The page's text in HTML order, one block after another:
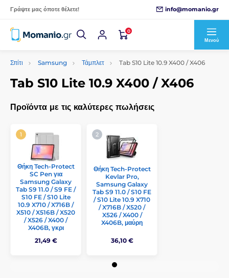
Γράψτε μας όποτε θέλετε! info@momanio.gr
0
Μενού
Σπίτι Samsung Τάμπλετ Tab S10 Lite 10.9 X400 / X406
Tab S10 Lite 10.9 X400 / X406
Προϊόντα με τις καλύτερες πωλήσεις
Θήκη Tech-Protect
SC Pen για
Samsung Galaxy
Tab S9 11.0 / S9 FE /
S10 FE / S10 Lite
10.9 X710 / X716B /
X510 / X516B / X520
/ X526 / X400 /
X406B, γκρι
21,49 €
Θήκη Tech-Protect
Kevlar Pro,
Samsung Galaxy
Tab S9 11.0 / S10 FE
/ S10 Lite 10.9 X710
/ X716B / X520 /
X526 / X400 /
X406B, μαύρη
36,10 €